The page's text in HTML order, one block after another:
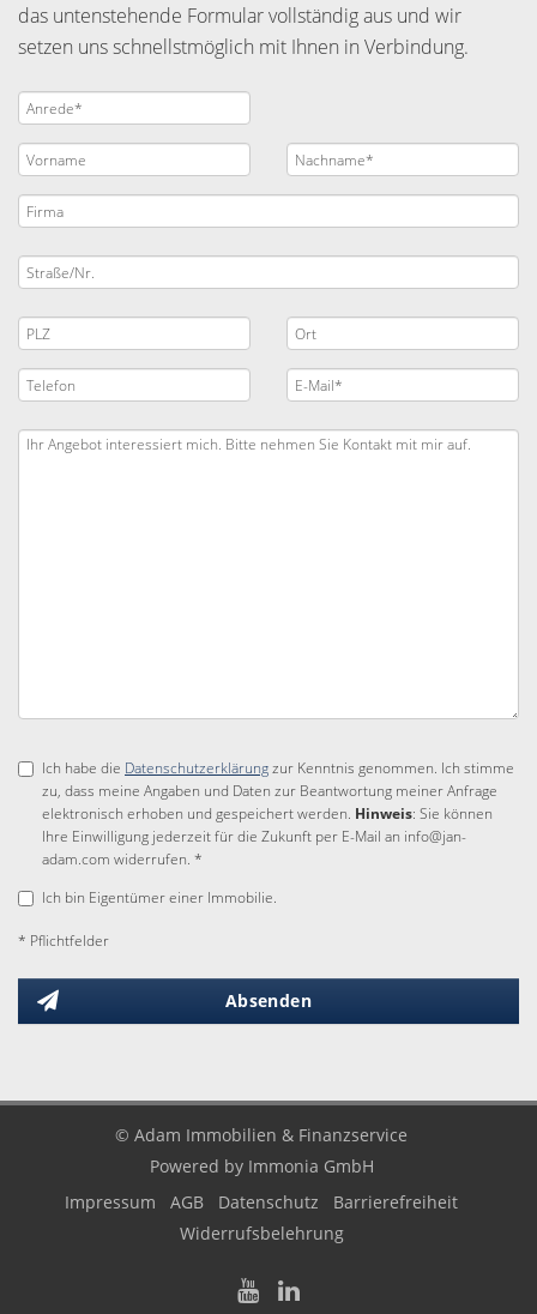
das untenstehende Formular vollständig aus und wir
setzen uns schnellstmöglich mit Ihnen in Verbindung.
Ich habe die Datenschutzerklärungzur Kenntnis genommen. Ich stimme
zu, dass meine Angaben und Daten zur Beantwortung meiner Anfrage
elektronisch erhoben und gespeichert werden. Hinweis: Sie können
Ihre Einwilligung jederzeit für die Zukunft per E-Mail an info@jan-
adam.com widerrufen. *
Ich bin Eigentümer einer Immobilie.
* Pflichtfelder
Absenden
© Adam Immobilien & Finanzservice
Powered by Immonia GmbH
Impressum
AGB Datenschutz
Barrierefreiheit
Widerrufsbelehrung